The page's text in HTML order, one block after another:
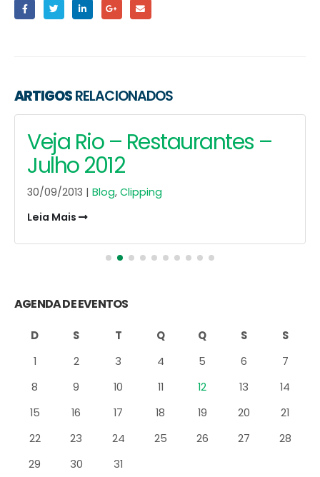
ARTIGOSRELACIONADOS
Veja Rio – Restaurantes –
Julho 2012
30/09/2013 | Blog, Clipping
Leia Mais
AGENDA DE EVENTOS
D S T Q Q S
S
1
2 3 4 5 6
7
8
9 10 11 12 13
14
15
16 17 18 19 20
21
22
23 24 25 26 27
28
29
30 31